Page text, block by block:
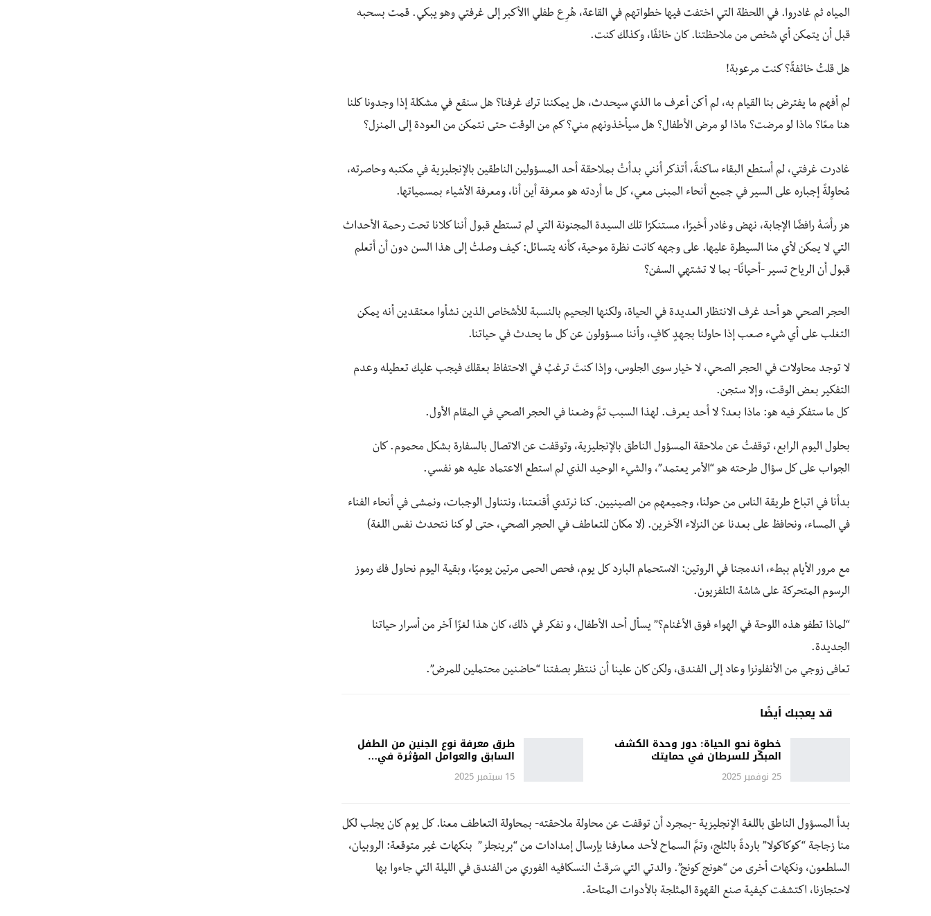
المياه ثم غادروا. في اللحظة التي اختفت فيها خطواتهم في القاعة، هُرِع طفلي االأكبر إلى غرفتي وهو يبكي. قمت بسحبه
قبل أن يتمكن أي شخص من ملاحظتنا. كان خائفًا، وكذلك كنت.
هل قلتُ خائفةً؟ كنت مرعوبة!
لم أفهم ما يفترض بنا القيام به، لم أكن أعرف ما الذي سيحدث، هل يمكننا ترك غرفنا؟ هل سنقع في مشكلة إذا وجدونا كلنا
هنا معًا؟ ماذا لو مرضت؟ ماذا لو مرض الأطفال؟ هل سيأخذونهم مني؟ كم من الوقت حتى نتمكن من العودة إلى المنزل؟
غادرت غرفتي، لم أستطع البقاء ساكنةً، أتذكر أنني بدأتُ بملاحقة أحد المسؤولين الناطقين بالإنجليزية في مكتبه وحاصرته،
مُحاوِلةً إجباره على السير في جميع أنحاء المبنى معي، كل ما أردته هو معرفة أين أنا، ومعرفة الأشياء بمسمياتها.
هز رأسَهُ رافضًا الإجابة، نهض وغادر أخيرًا، مستنكرًا تلك السيدة المجنونة التي لم تستطع قبول أننا كلانا تحت رحمة الأحداث
التي لا يمكن لأي منا السيطرة عليها. على وجهه كانت نظرة موحية، كأنه يتسائل: كيف وصلتُ إلى هذا السن دون أن أتعلم
قبول أن الرياح تسير -أحيانًا- بما لا تشتهي السفن؟
الحجر الصحي هو أحد غرف الانتظار العديدة في الحياة، ولكنها الجحيم بالنسبة للأشخاص الذين نشأوا معتقدين أنه يمكن
التغلب على أي شيء صعب إذا حاولنا بجهدٍ كافٍ، وأننا مسؤولون عن كل ما يحدث في حياتنا.
لا توجد محاولات في الحجر الصحي، لا خيار سوى الجلوس، وإذا كنتَ ترغبُ في الاحتفاظ بعقلك فيجب عليك تعطيله وعدم
التفكير بعض الوقت، وإلا ستجن.
كل ما ستفكر فيه هو: ‏ماذا بعد؟ لا أحد يعرف. لهذا السبب تمَّ وضعنا في الحجر الصحي في المقام الأول.
بحلول اليوم الرابع، توقفتُ عن ملاحقة المسؤول الناطق بالإنجليزية، وتوقفت عن الاتصال بالسفارة بشكل محموم. كان
الجواب على كل سؤال طرحته هو “الأمر يعتمد”، والشيء الوحيد الذي لم استطع الاعتماد عليه هو نفسي.
بدأنا في اتباع طريقة الناس من حولنا، وجميعهم من الصينيين. كنا نرتدي أقنعتنا، ونتناول الوجبات، ونمشى في أنحاء الفناء
في المساء، ونحافظ على بعدنا عن النزلاء الآخرين. (لا مكان للتعاطف في الحجر الصحي، حتى لو كنا نتحدث نفس اللغة)
مع مرور الأيام ببطء، اندمجنا في الروتين: الاستحمام البارد كل يوم، فحص الحمى مرتين يوميًا، وبقية اليوم نحاول فك رموز
الرسوم المتحركة على شاشة التلفزيون.
“لماذا تطفو هذه اللوحة في الهواء فوق الأغنام؟” يسأل أحد الأطفال، و نفكر في ذلك، كان هذا لغزًا آخر من أسرار حياتنا
الجديدة.
تعافى زوجي من الأنفلونزا وعاد إلى الفندق، ولكن كان علينا أن ننتظر بصفتنا “حاضنين محتملين للمرض”.
قد يعجبك أيضًا
خطوة نحو الحياة: دور وحدة الكشف
المبكّر للسرطان في حمايتك
25 نوفمبر 2025
طرق معرفة نوع الجنين من الطفل
السابق والعوامل المؤثرة في…
15 سبتمبر 2025
بدأ المسؤول الناطق باللغة الإنجليزية -بمجرد أن توقفت عن محاولة ملاحقته- بمحاولة التعاطف معنا. كل يوم كان يجلب لكل
منا زجاجة “كوكاكولا” باردةً بالثلج، وتمَّ السماح لأحد معارفنا بإرسال إمدادات من “برينجلز” بنكهات غير متوقعة: الروبيان،
السلطعون، ونكهات أخرى من “هونج كونج”. والدتي التي سَرقتْ النسكافيه الفوري من الفندق في الليلة التي جاءوا بها
لاحتجازنا، اكتشفت كيفية صنع القهوة المثلجة بالأدوات المتاحة.